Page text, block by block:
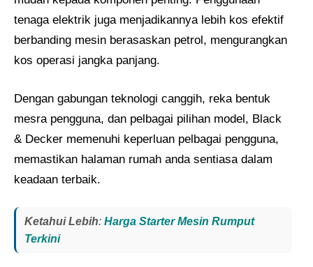
tenaga elektrik juga menjadikannya lebih kos efektif
berbanding mesin berasaskan petrol, mengurangkan
kos operasi jangka panjang.
Dengan gabungan teknologi canggih, reka bentuk
mesra pengguna, dan pelbagai pilihan model, Black
& Decker memenuhi keperluan pelbagai pengguna,
memastikan halaman rumah anda sentiasa dalam
keadaan terbaik.
Ketahui Lebih: Harga Starter Mesin Rumput
Terkini